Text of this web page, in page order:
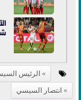
الرئيس
انتصار السيسي